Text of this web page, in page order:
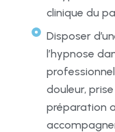
clinique du
Disposer
l’hypnose
douleur,
préparation